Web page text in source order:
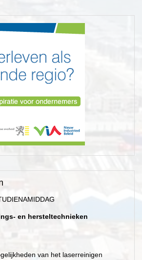
en hersteltechnieken
van het laserreinigen